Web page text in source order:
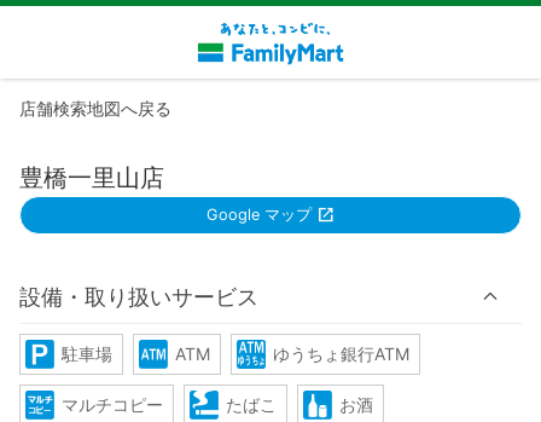
店舗検索地図へ戻る
豊橋一里山店
Google マップ
設備・取り扱いサービス
駐車場 ATM ゆうちょ銀行ATM
マルチコピー たばこ お酒